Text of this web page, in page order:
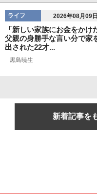
ライフ 2026年08月09日
「新しい家族にお金をかけ
父親の身勝手な言い分で家
出された22才...
黒島暁生
新着記事を